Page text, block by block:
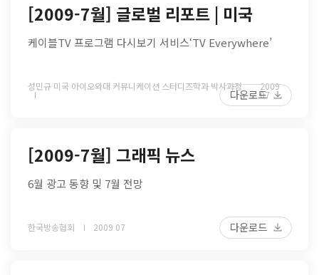
[2009-7월] 글로벌 리포트 | 미국
케이블TV 프로그램 다시보기 서비스‘TV Everywhere’
성민규 미국 아이오와대 커뮤니케이션 스터디즈학과 박사과정 2009
07
다운로드
[2009-7월] 그래픽 뉴스
6월 광고 동향 및 7월 전망
한국방송협회 2009 07 다운로드